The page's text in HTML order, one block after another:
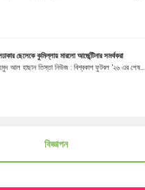
ছেলেকে কুমিল্লায় মারলো আর্জেন্টিনার সমর্থকরা
আল হাছান তিস্তা নিউজ : বিশ্বকাপ ফুটবল '২৬ এর শেষ...
বিজ্ঞাপন